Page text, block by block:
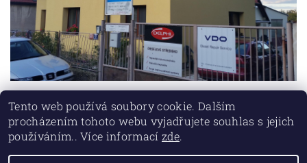
Lokality
Tento web používá soubory cookie. Dalším
procházením tohoto webu vyjadřujete souhlas s jejich
používáním.. Více informací zde.